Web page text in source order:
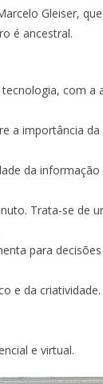
Gleiser,
é ancestral.
com a
a importância
da informação
Trata-se de
para
e da criatividade.
e virtual.